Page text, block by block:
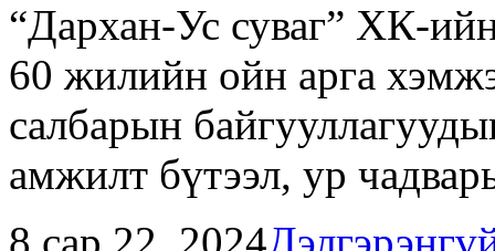
“Дархан-Ус суваг” ХК-
60 жилийн ойн арга
салбарын
амжилт бүтээл, ур